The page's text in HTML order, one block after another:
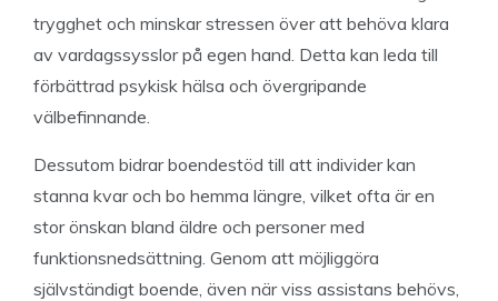
trygghet och minskar stressen över att behöva klara
av vardagssysslor på egen hand. Detta kan leda till
förbättrad psykisk hälsa och övergripande
välbefinnande.
Dessutom bidrar boendestöd till att individer kan
stanna kvar och bo hemma längre, vilket ofta är en
stor önskan bland äldre och personer med
funktionsnedsättning. Genom att möjliggöra
självständigt boende, även när viss assistans behövs,